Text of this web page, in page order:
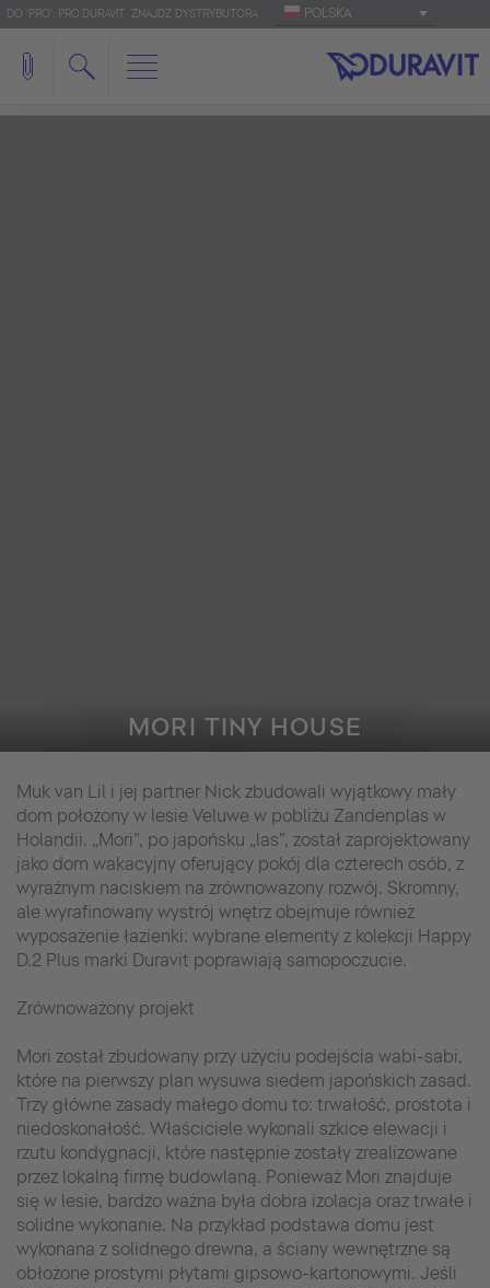
DO 'PRO': PRO.DURAVIT ZNAJDŹ DYSTRYBUTORA POLSKA
MORI TINY HOUSE
Muk van Lil i jej partner Nick zbudowali wyjątkowy mały
dom położony w lesie Veluwe w pobliżu Zandenplas w
Holandii. „Mori”, po japońsku „las”, został zaprojektowany
jako dom wakacyjny oferujący pokój dla czterech osób, z
wyraźnym naciskiem na zrównoważony rozwój. Skromny,
ale wyrafinowany wystrój wnętrz obejmuje również
wyposażenie łazienki: wybrane elementy z kolekcji Happy
D.2 Plus marki Duravit poprawiają samopoczucie.
Zrównoważony projekt
Mori został zbudowany przy użyciu podejścia wabi-sabi,
które na pierwszy plan wysuwa siedem japońskich zasad.
Trzy główne zasady małego domu to: trwałość, prostota i
niedoskonałość. Właściciele wykonali szkice elewacji i
rzutu kondygnacji, które następnie zostały zrealizowane
przez lokalną firmę budowlaną. Ponieważ Mori znajduje
się w lesie, bardzo ważna była dobra izolacja oraz trwałe i
solidne wykonanie. Na przykład podstawa domu jest
wykonana z solidnego drewna, a ściany wewnętrzne są
obłożone prostymi płytami gipsowo-kartonowymi. Jeśli